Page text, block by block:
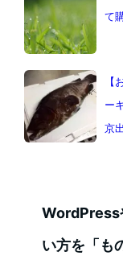
て
【
ー
京
WordPress
い方を「も